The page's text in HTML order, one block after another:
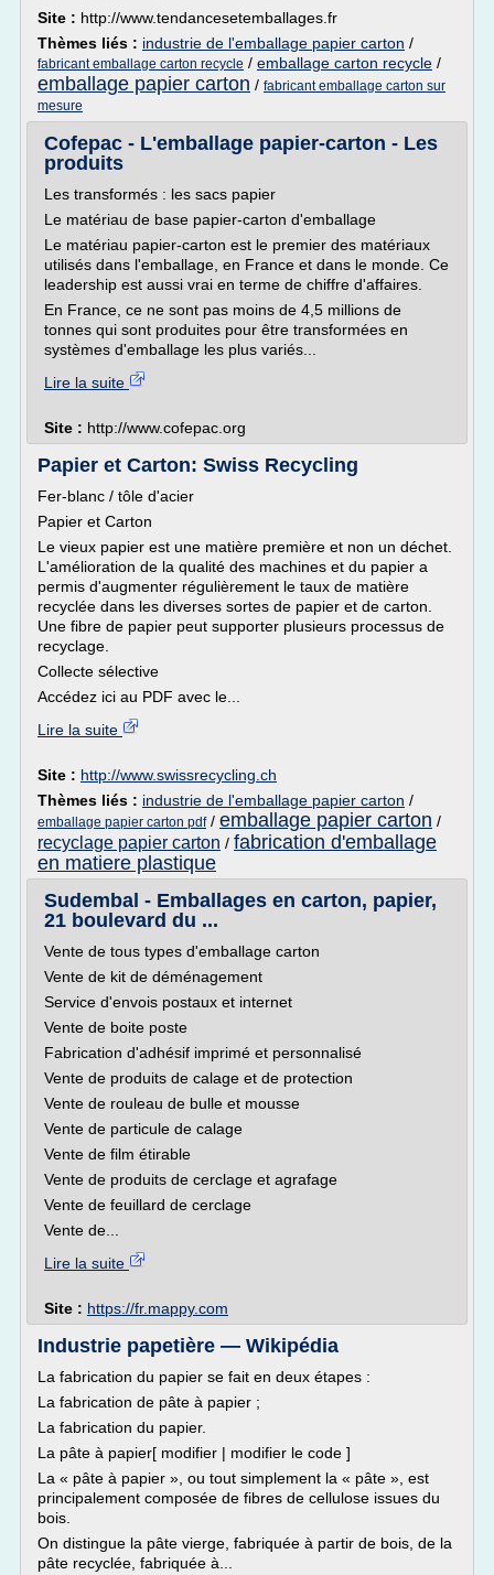
Site : http://www.tendancesetemballages.fr
Thèmes liés : industrie de l'emballage papier carton /
fabricant emballage carton recycle / emballage carton recycle /
emballage papier carton / fabricant emballage carton sur
mesure
Cofepac - L'emballage papier-carton - Les
produits
Les transformés : les sacs papier
Le matériau de base papier-carton d'emballage
Le matériau papier-carton est le premier des matériaux
utilisés dans l'emballage, en France et dans le monde. Ce
leadership est aussi vrai en terme de chiffre d'affaires.
En France, ce ne sont pas moins de 4,5 millions de
tonnes qui sont produites pour être transformées en
systèmes d'emballage les plus variés...
Lire la suite
Site : http://www.cofepac.org
Papier et Carton: Swiss Recycling
Fer-blanc / tôle d'acier
Papier et Carton
Le vieux papier est une matière première et non un déchet.
L'amélioration de la qualité des machines et du papier a
permis d'augmenter régulièrement le taux de matière
recyclée dans les diverses sortes de papier et de carton.
Une fibre de papier peut supporter plusieurs processus de
recyclage.
Collecte sélective
Accédez ici au PDF avec le...
Lire la suite
Site : http://www.swissrecycling.ch
Thèmes liés : industrie de l'emballage papier carton /
emballage papier carton pdf/ emballage papier carton /
recyclage papier carton / fabrication d'emballage
en matiere plastique
Sudembal - Emballages en carton, papier,
21 boulevard du ...
Vente de tous types d'emballage carton
Vente de kit de déménagement
Service d'envois postaux et internet
Vente de boite poste
Fabrication d'adhésif imprimé et personnalisé
Vente de produits de calage et de protection
Vente de rouleau de bulle et mousse
Vente de particule de calage
Vente de film étirable
Vente de produits de cerclage et agrafage
Vente de feuillard de cerclage
Vente de...
Lire la suite
Site : https://fr.mappy.com
Industrie papetière — Wikipédia
La fabrication du papier se fait en deux étapes :
La fabrication de pâte à papier ;
La fabrication du papier.
La pâte à papier[ modifier | modifier le code ]
La « pâte à papier », ou tout simplement la « pâte », est
principalement composée de fibres de cellulose issues du
bois.
On distingue la pâte vierge, fabriquée à partir de bois, de la
pâte recyclée, fabriquée à...